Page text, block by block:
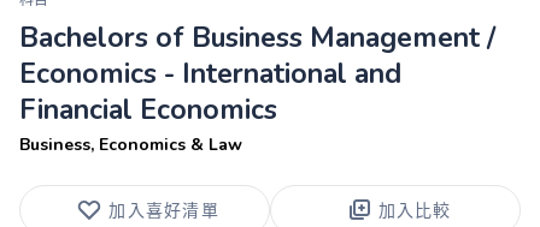
Bachelors of Business Management /
Economics - International and
Financial Economics
Business, Economics & Law
加入喜好清單 加入比較